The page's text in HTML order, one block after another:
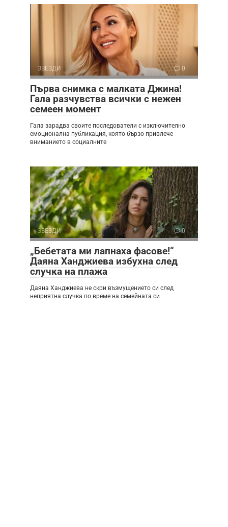
ЗВЕЗДИ 0
Първа снимка с малката Джина!
Гала разчувства всички с нежен
семеен момент
Гала зарадва своите последователи с изключително
емоционална публикация, която бързо привлече
вниманието в социалните
ЗВЕЗДИ 0
„Бебетата ми лапнаха фасове!“
Даяна Ханджиева избухна след
случка на плажа
Даяна Ханджиева не скри възмущението си след
неприятна случка по време на семейната си